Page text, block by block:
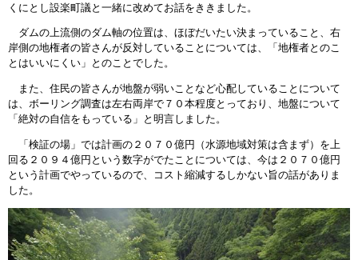
くにとし設楽町議と一緒に改めてお話をききました。
ダムの上流側のダム軸の位置は、ほぼだいたい決まっていること、右
岸側の地権者の皆さんが反対していることについては、「地権者とのこ
とはいいにくい」とのことでした。
また、住民の皆さんが地盤が弱いことなど心配していることについて
は、ボーリング調査は左右両岸で７０本程度とっており、地盤について
「絶対の自信をもっている」と明言しました。
「検証の場」では計画の２０７０億円（水源地域対策は含まず）を上
回る２０９４億円という数字がでたことについては、今は２０７０億円
という計画でやっているので、コスト縮減するしかない旨の話がありま
した。